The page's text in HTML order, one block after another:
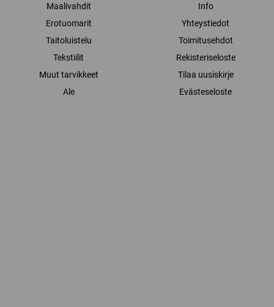
Maalivahdit
Erotuomarit
Taitoluistelu
Tekstiilit
Muut tarvikkeet
Ale
Info
Yhteystiedot
Toimitusehdot
Rekisteriseloste
Tilaa uusiskirje
Evästeseloste